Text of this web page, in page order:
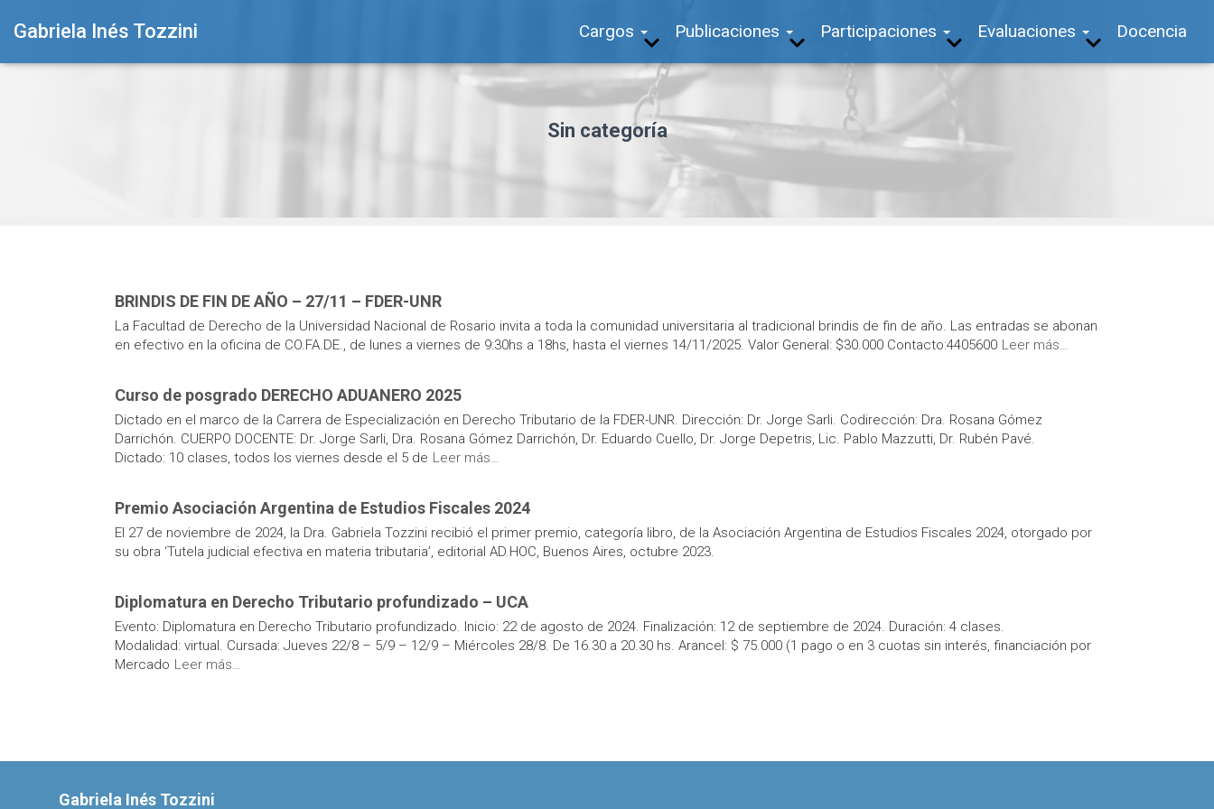
Gabriela Inés Tozzini Cargos Publicaciones Participaciones Evaluaciones Docencia
Sin categoría
BRINDIS DE FIN DE AÑO – 27/11 – FDER-UNR
La Facultad de Derecho de la Universidad Nacional de Rosario invita a toda la comunidad universitaria al tradicional brindis de fin de año. Las entradas se abonan
en efectivo en la oficina de CO.FA.DE., de lunes a viernes de 9:30hs a 18hs, hasta el viernes 14/11/2025. Valor General: $30.000 Contacto:4405600 Leer más…
Curso de posgrado DERECHO ADUANERO 2025
Dictado en el marco de la Carrera de Especialización en Derecho Tributario de la FDER-UNR. Dirección: Dr. Jorge Sarli. Codirección: Dra. Rosana Gómez
Darrichón. CUERPO DOCENTE: Dr. Jorge Sarli, Dra. Rosana Gómez Darrichón, Dr. Eduardo Cuello, Dr. Jorge Depetris, Lic. Pablo Mazzutti, Dr. Rubén Pavé.
Dictado: 10 clases, todos los viernes desde el 5 de Leer más…
Premio Asociación Argentina de Estudios Fiscales 2024
El 27 de noviembre de 2024, la Dra. Gabriela Tozzini recibió el primer premio, categoría libro, de la Asociación Argentina de Estudios Fiscales 2024, otorgado por
su obra ‘Tutela judicial efectiva en materia tributaria’, editorial AD.HOC, Buenos Aires, octubre 2023.
Diplomatura en Derecho Tributario profundizado – UCA
Evento: Diplomatura en Derecho Tributario profundizado. Inicio: 22 de agosto de 2024. Finalización: 12 de septiembre de 2024. Duración: 4 clases.
Modalidad: virtual. Cursada: Jueves 22/8 – 5/9 – 12/9 – Miércoles 28/8. De 16.30 a 20.30 hs. Arancel: $ 75.000 (1 pago o en 3 cuotas sin interés, financiación por
Mercado Leer más…
Gabriela Inés Tozzini